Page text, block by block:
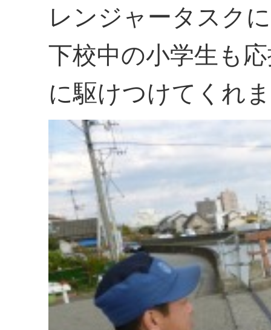
レンジャータスク
下校中の小学生も
に駆けつけてくれ